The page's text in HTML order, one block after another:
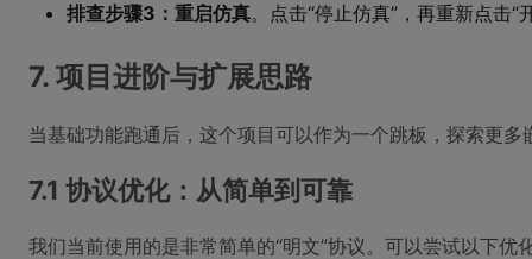
排查步骤3：重启仿真。点击“停止仿真”，再重新点击“
7. 项目进阶与扩展思路
当基础功能跑通后，这个项目可以作为一个跳板，探索更
7.1 协议优化：从简单到可靠
我们当前使用的是非常简单的“明文”协议。可以尝试以下优